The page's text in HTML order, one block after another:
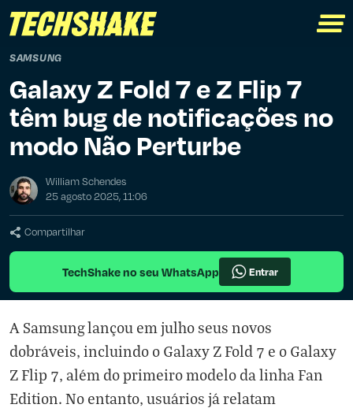
SAMSUNG
Galaxy Z Fold 7 e Z Flip 7
têm bug de notificações no
modo Não Perturbe
William Schendes
25 agosto 2025, 11:06
Compartilhar
TechShake no seu WhatsApp Entrar
A Samsung lançou em julho seus novos
dobráveis, incluindo o Galaxy Z Fold 7 e o Galaxy
Z Flip 7, além do primeiro modelo da linha Fan
Edition. No entanto, usuários já relatam